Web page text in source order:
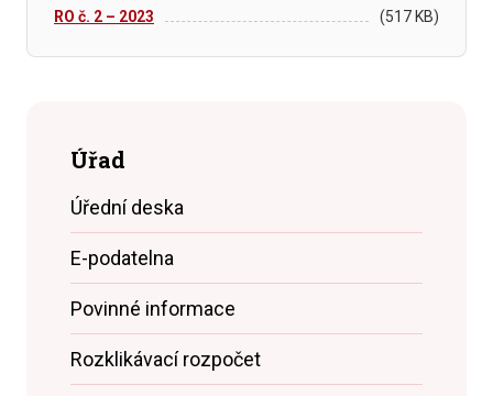
RO č. 2 – 2023 (517 KB)
Úřad
Úřední deska
E-podatelna
Povinné informace
Rozklikávací rozpočet